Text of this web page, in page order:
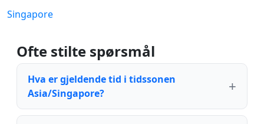
Singapore
Ofte stilte spørsmål
Hva er gjeldende tid i tidssonen
Asia/Singapore?